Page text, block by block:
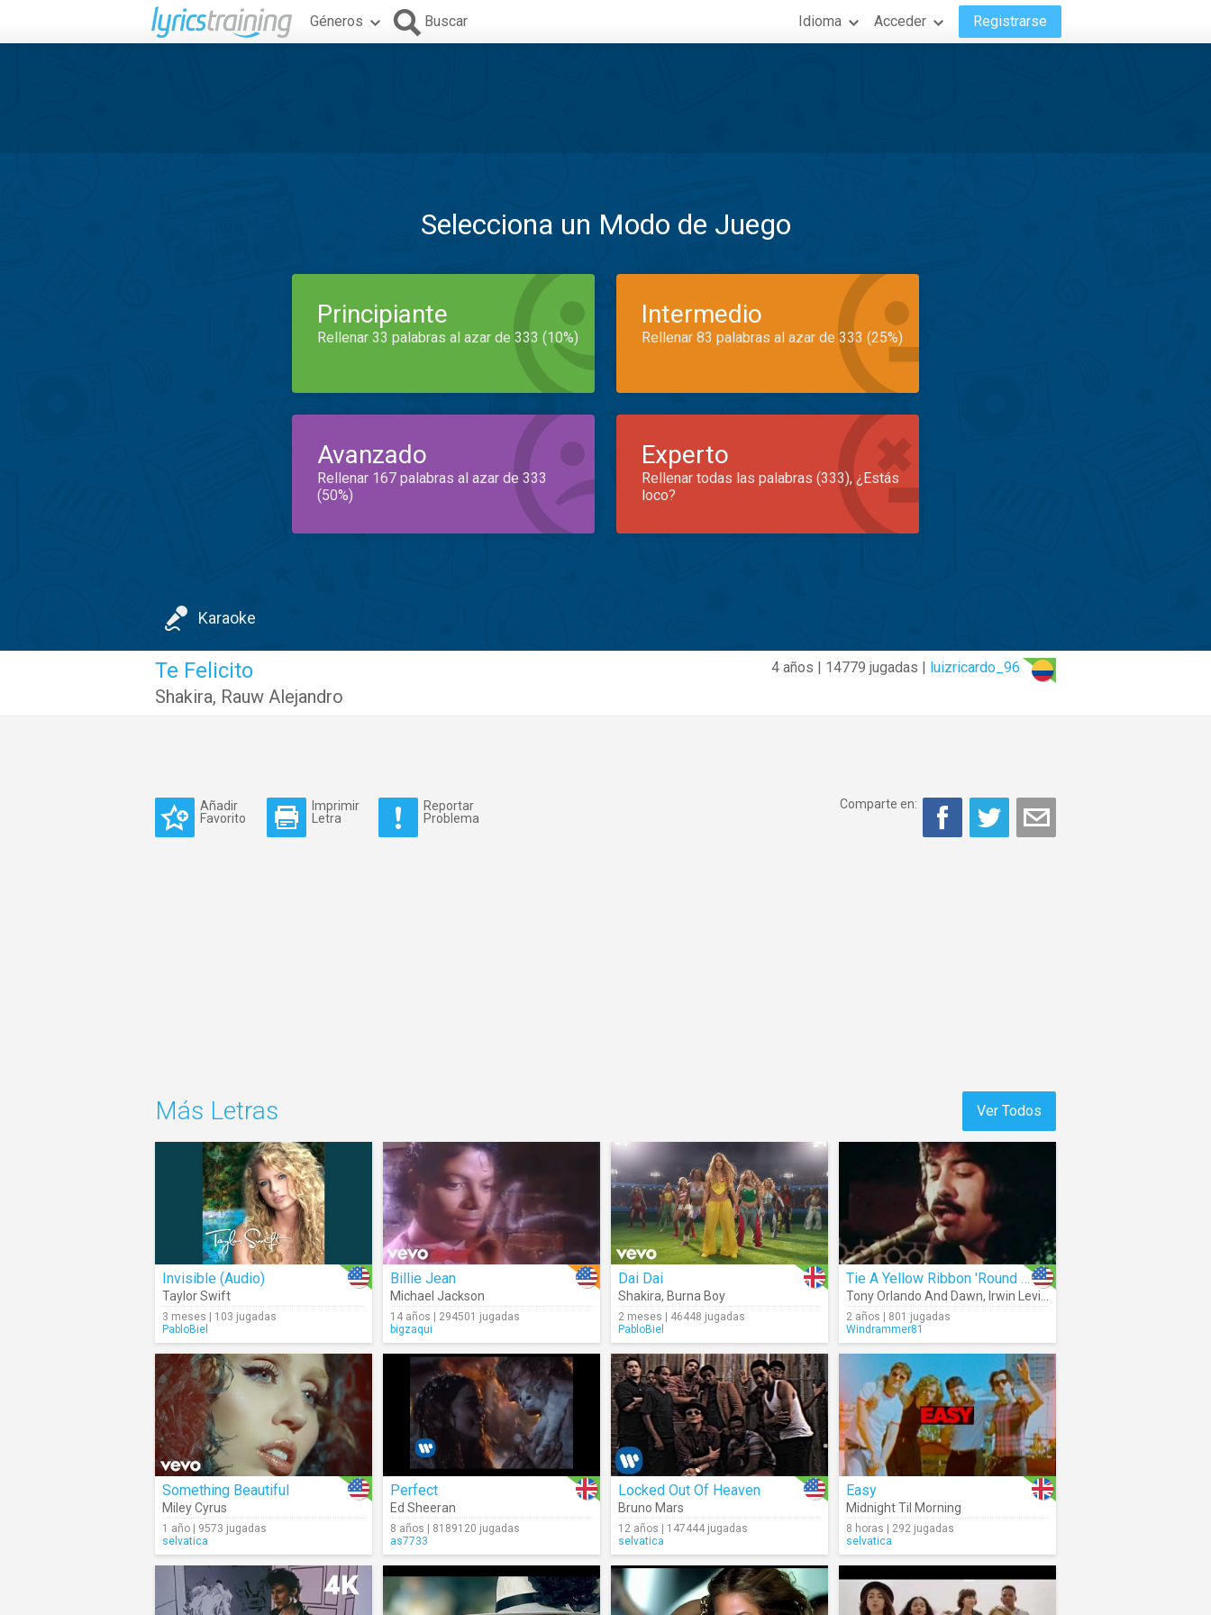
Géneros Buscar Idioma Acceder Registrarse
Selecciona un Modo de Juego
Principiante
Rellenar 33 palabras al azar de 333 (10%)
Intermedio
Rellenar 83 palabras al azar de 333 (25%)
Avanzado
Rellenar 167 palabras al azar de 333
(50%)
Experto
Rellenar todas las palabras (333), ¿Estás
loco?
Karaoke
4 años | 14779 jugadas | luizricardo_96
Te Felicito
Shakira, Rauw Alejandro
Añadir
Favorito
Imprimir
Letra
Reportar
Problema
Comparte en:
Ver Todos
Más Letras
Invisible (Audio)
Taylor Swift
3 meses | 103 jugadas
PabloBiel
Billie Jean
Michael Jackson
14 años | 294501 jugadas
bigzaqui
Dai Dai
Shakira, Burna Boy
2 meses | 46448 jugadas
PabloBiel
Tie A Yellow Ribbon 'Round The Ole Oak Tree
Tony Orlando And Dawn, Irwin Levine
2 años | 801 jugadas
Windrammer81
Something Beautiful
Miley Cyrus
1 año | 9573 jugadas
selvatica
Perfect
Ed Sheeran
8 años | 8189120 jugadas
as7733
Locked Out Of Heaven
Bruno Mars
12 años | 147444 jugadas
selvatica
Easy
Midnight Til Morning
8 horas | 292 jugadas
selvatica